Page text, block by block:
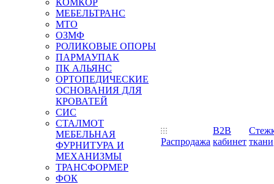
КОМКОР
МЕБЕЛЬТРАНС
MTO
ОЗМФ
РОЛИКОВЫЕ ОПОРЫ
ПАРМАУПАК
ПК АЛЬЯНС
ОРТОПЕДИЧЕСКИЕ
ОСНОВАНИЯ ДЛЯ
КРОВАТЕЙ
СИС
СТАЛМОТ
МЕБЕЛЬНАЯ
ФУРНИТУРА И
МЕХАНИЗМЫ
ТРАНСФОРМЕР
ФОК
Распродажа
B2B
кабинет ткани